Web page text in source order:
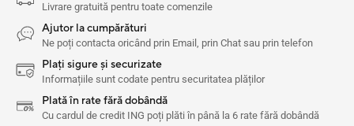
Livrare gratuită pentru toate comenzile
Ajutor la cumpărături
Ne poți contacta oricând prin Email, prin Chat sau prin telefon
Plați sigure și securizate
Informațiile sunt codate pentru securitatea plăților
Plată în rate fără dobândă
Cu cardul de credit ING poți plăti în până la 6 rate fără dobândă